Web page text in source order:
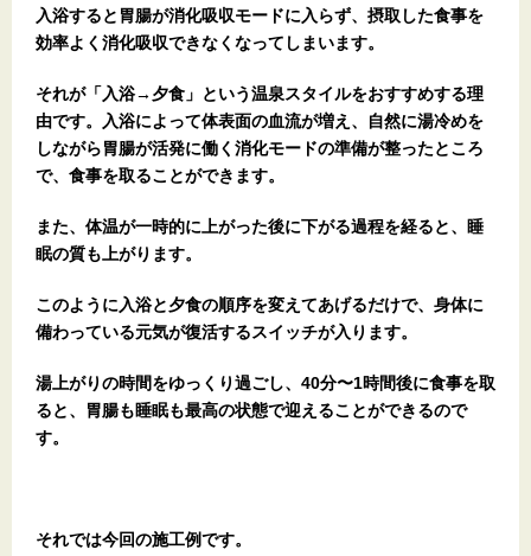
入浴すると胃腸が消化吸収モードに入らず、摂取した食事を
効率よく消化吸収できなくなってしまいます。
それが「入浴→夕食」という温泉スタイルをおすすめする理
由です。入浴によって体表面の血流が増え、自然に湯冷めを
しながら胃腸が活発に働く消化モードの準備が整ったところ
で、食事を取ることができます。
また、体温が一時的に上がった後に下がる過程を経ると、睡
眠の質も上がります。
このように入浴と夕食の順序を変えてあげるだけで、身体に
備わっている元気が復活するスイッチが入ります。
湯上がりの時間をゆっくり過ごし、40分〜1時間後に食事を取
ると、胃腸も睡眠も最高の状態で迎えることができるので
す。
それでは今回の施工例です。